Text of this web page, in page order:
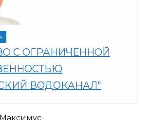
С ОГРАНИЧЕННОЙ
ВОДОКАНАЛ"